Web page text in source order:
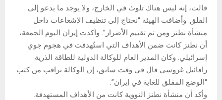
قالت، إنه ليس هناك تلوث في الخارج، ولا يوجد ما يدعو إلى
القلق. وأضافت الهيئة “نحتاج إلى تنظيف الإشعاعات داخل
منشأة نطنز ومن ثم تقييم الأضرار”. وأكدت إيران اليوم الجمعة،
أن نطنز كانت ضمن الأهداف التي استُهدفت في هجوم جوي
إسرائيلي. وكان المدير العام للوكالة الدولية للطاقة الذرية
رافائيل غروسي قال في وقت سابق، إن الوكالة تراقب من كثب
“الوضع المقلق للغاية في إيران”.
وأكد أن منشأة نطنز النووية كانت من الأهداف المستهدفة.